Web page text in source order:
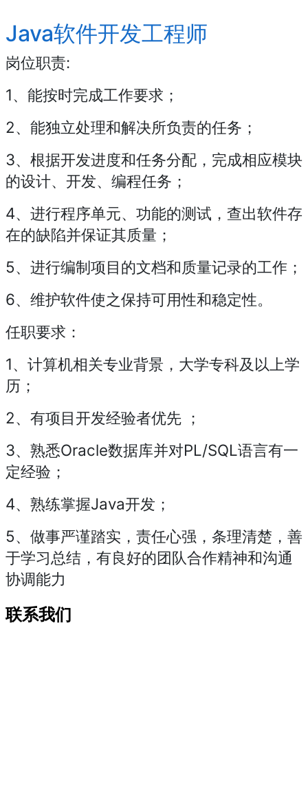
Java软件开发工程师
岗位职责:
1、能按时完成工作要求；
2、能独立处理和解决所负责的任务；
3、根据开发进度和任务分配，完成相应模块
的设计、开发、编程任务；
4、进行程序单元、功能的测试，查出软件存
在的缺陷并保证其质量；
5、进行编制项目的文档和质量记录的工作；
6、维护软件使之保持可用性和稳定性。
任职要求：
1、计算机相关专业背景，大学专科及以上学
历；
2、有项目开发经验者优先 ；
3、熟悉Oracle数据库并对PL/SQL语言有一
定经验；
4、熟练掌握Java开发；
5、做事严谨踏实，责任心强，条理清楚，善
于学习总结，有良好的团队合作精神和沟通
协调能力
联系我们